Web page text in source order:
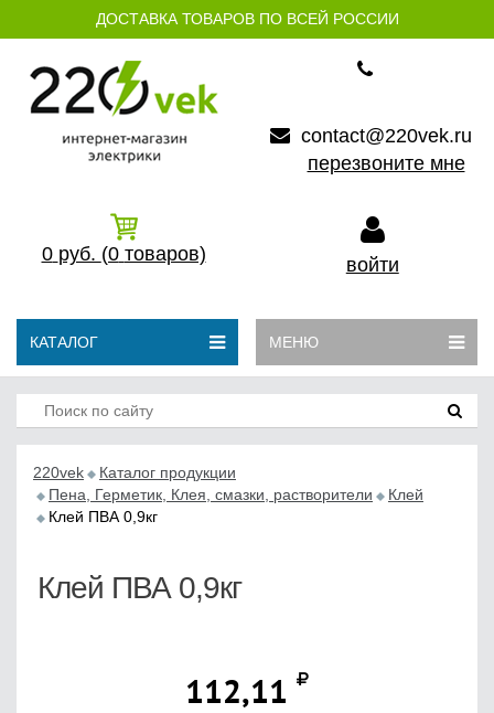
ДОСТАВКА ТОВАРОВ ПО ВСЕЙ РОССИИ
contact@220vek.ru
перезвоните мне
0 руб. (0 товаров) войти
КАТАЛОГ МЕНЮ
220vek
Каталог продукции
Пена, Герметик, Клея, смазки, растворители
Клей
Клей ПВА 0,9кг
Клей ПВА 0,9кг
112,11